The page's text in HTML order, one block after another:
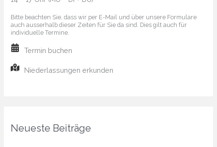
Bitte beachten Sie, dass wir per E-Mail und über unsere Formulare
auch ausserhalb dieser Zeiten für Sie da sind. Dies gilt auch für
individuelle Termine.
Termin buchen
Niederlassungen erkunden
Neueste Beiträge